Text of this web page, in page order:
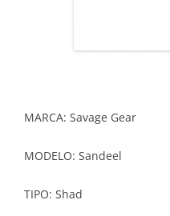
MARCA: Savage Gear
MODELO: Sandeel
TIPO: Shad